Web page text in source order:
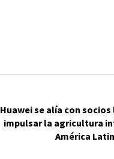
Huawei se alía con
impulsar la agricultura
América